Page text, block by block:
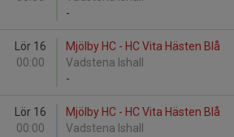
-
Lör 16
00:00
Mjölby HC - HC Vita Hästen Blå
Vadstena Ishall
-
Lör 16
00:00
Mjölby HC - HC Vita Hästen Blå
Vadstena Ishall